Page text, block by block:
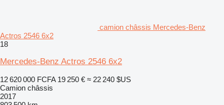
camion châssis Mercedes-Benz
Actros 2546 6x2
18
Mercedes-Benz Actros 2546 6x2
12 620 000 FCFA 19 250 € ≈ 22 240 $US
Camion châssis
2017